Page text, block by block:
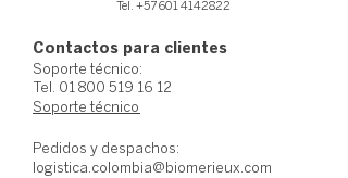
Tel. +57 601 4142822
Contactos para clientes
Soporte técnico:
Tel. 01 800 519 16 12
Soporte técnico
Pedidos y despachos:
logistica.colombia@biomerieux.com